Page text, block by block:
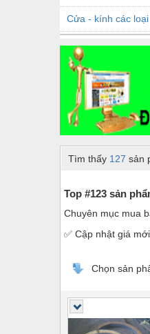
Cửa - kính các loại
Dầu khí - Thiết bị
Dây chuyền sản
Dệt may - Thiết bị
Dầu mỡ công
Điện công nghiệp
Điện gia dụng
Điện Lạnh
Đóng tàu Thiết bị
Đúc chính xác
Dụng cụ cắt gọt
Tìm thấy 127 sản
Top #123 sản
Chuyên mục mua
✅ Cập nhật giá
Chọn sản